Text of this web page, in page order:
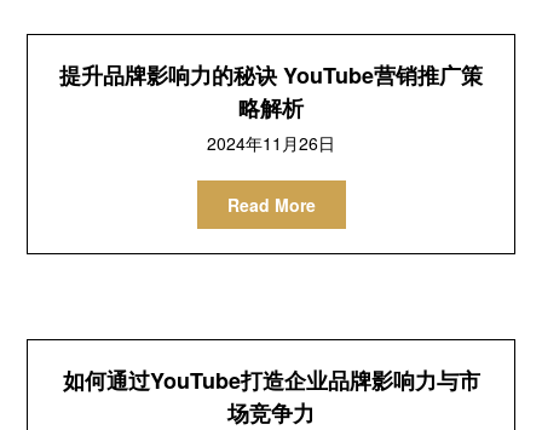
提升品牌影响力的秘诀 YouTube营销推广策
略解析
2024年11月26日
Read More
如何通过YouTube打造企业品牌影响力与市
场竞争力